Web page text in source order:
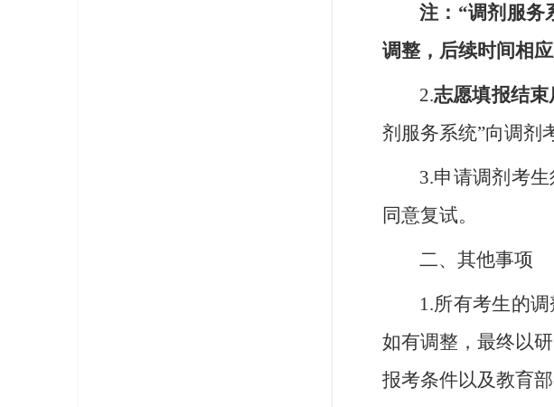
注： “调剂服务
调整，后续时间相应
2.志愿填报结束
剂服务系统”向调剂
3.申请调剂考
同意复试。
二、其他事项
1.所有考生的
如有调整，最终以
报考条件以及教育部